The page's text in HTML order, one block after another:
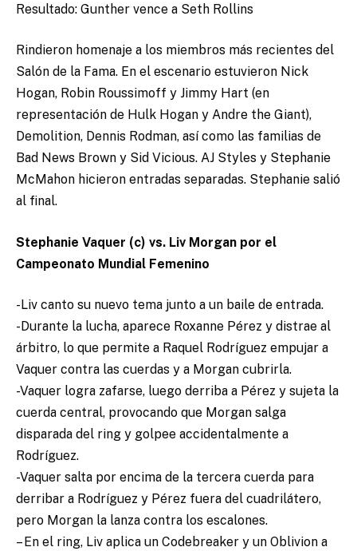
Resultado: Gunther vence a Seth Rollins
Rindieron homenaje a los miembros más recientes del
Salón de la Fama. En el escenario estuvieron Nick
Hogan, Robin Roussimoff y Jimmy Hart (en
representación de Hulk Hogan y Andre the Giant),
Demolition, Dennis Rodman, así como las familias de
Bad News Brown y Sid Vicious. AJ Styles y Stephanie
McMahon hicieron entradas separadas. Stephanie salió
al final.
Stephanie Vaquer (c) vs. Liv Morgan por el
Campeonato Mundial Femenino
-Liv canto su nuevo tema junto a un baile de entrada.
-Durante la lucha, aparece Roxanne Pérez y distrae al
árbitro, lo que permite a Raquel Rodríguez empujar a
Vaquer contra las cuerdas y a Morgan cubrirla.
-Vaquer logra zafarse, luego derriba a Pérez y sujeta la
cuerda central, provocando que Morgan salga
disparada del ring y golpee accidentalmente a
Rodríguez.
-Vaquer salta por encima de la tercera cuerda para
derribar a Rodríguez y Pérez fuera del cuadrilátero,
pero Morgan la lanza contra los escalones.
– En el ring, Liv aplica un Codebreaker y un Oblivion a